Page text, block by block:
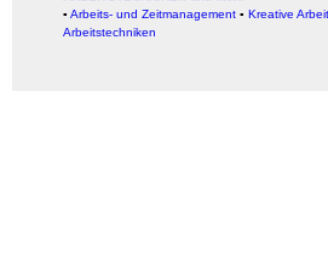
▪ Arbeits- und Zeitmanagement ▪ Kreative
Arbeitstechniken